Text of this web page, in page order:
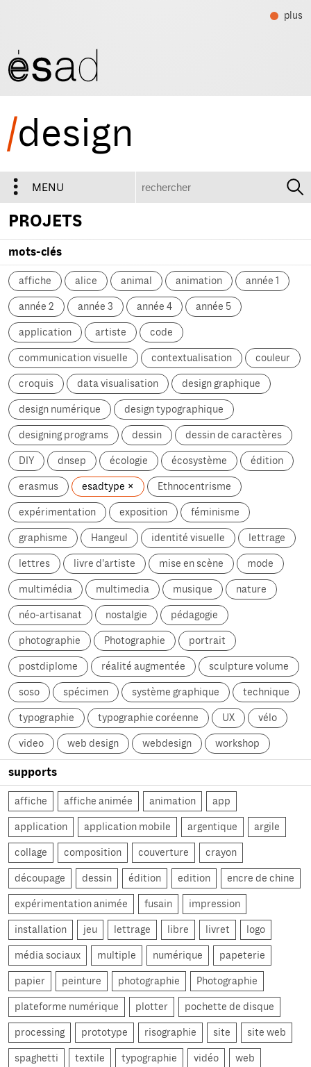
plus
/design
MENU
PROJETS
mots-clés
affiche alice animal animation année 1
année 2 année 3 année 4 année 5
application artiste code
communication visuelle contextualisation couleur
croquis data visualisation design graphique
design numérique design typographique
designing programs dessin dessin de caractères
DIY dnsep écologie écosystème édition
erasmus esadtype Ethnocentrisme
expérimentation exposition féminisme
graphisme Hangeul identité visuelle lettrage
lettres livre d'artiste mise en scène mode
multimédia multimedia musique nature
néo-artisanat nostalgie pédagogie
photographie Photographie portrait
postdiplome réalité augmentée sculpture volume
soso spécimen système graphique technique
typographie typographie coréenne UX vélo
video web design webdesign workshop
supports
affiche affiche animée animation app
application application mobile argentique argile
collage composition couverture crayon
découpage dessin édition edition encre de chine
expérimentation animée fusain impression
installation jeu lettrage libre livret logo
média sociaux multiple numérique papeterie
papier peinture photographie Photographie
plateforme numérique plotter pochette de disque
processing prototype risographie site site web
spaghetti textile typographie vidéo web